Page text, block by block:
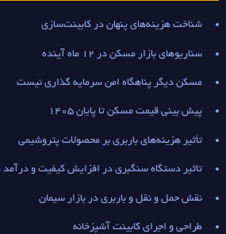
شناخت هزینه‌های پنهان در کابینت‌سازی
سناریوهای بازار مسکن در 12 ماه آینده
مسکن دیگر پناهگاه امن سرمایه گذاری نیست
پیش بینی قیمت مسکن تا پایان 1405
تأثیر هزینه‌های باربری بر محصولات پتروشیمی
تاثیر دستگاه سنگبری در افزایش کیفیت و درآمد
نقش حمل و نقل و باربری در بازار سیمان
طراحی و اجرای کابینت آشپزخانه